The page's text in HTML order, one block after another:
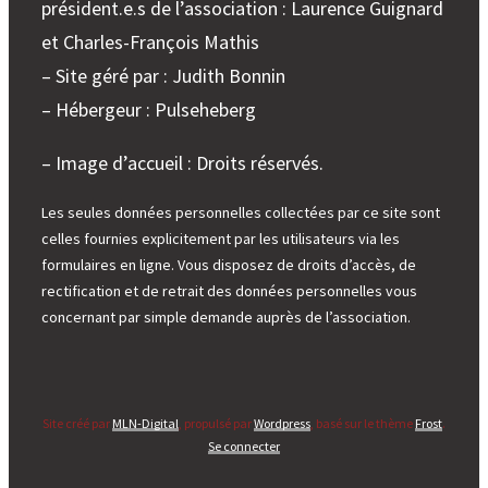
président.e.s de l’association : Laurence Guignard
et Charles-François Mathis
– Site géré par : Judith Bonnin
– Hébergeur : Pulseheberg
– Image d’accueil : Droits réservés.
Les seules données personnelles collectées par ce site sont
celles fournies explicitement par les utilisateurs via les
formulaires en ligne. Vous disposez de droits d’accès, de
rectification et de retrait des données personnelles vous
concernant par simple demande auprès de l’association.
Site créé par MLN-Digital , propulsé parWordpress , basé sur le thème Frost.
Se connecter